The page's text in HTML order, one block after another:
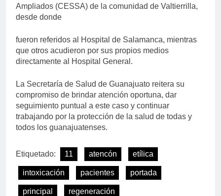
Ampliados (CESSA) de la comunidad de Valtierrilla,
desde donde
fueron referidos al Hospital de Salamanca, mientras
que otros acudieron por sus propios medios
directamente al Hospital General.
La Secretaría de Salud de Guanajuato reitera su
compromiso de brindar atención oportuna, dar
seguimiento puntual a este caso y continuar
trabajando por la protección de la salud de todas y
todos los guanajuatenses.
Etiquetado: 11 atencón etílica
intoxicación pacientes portada
principal regeneración